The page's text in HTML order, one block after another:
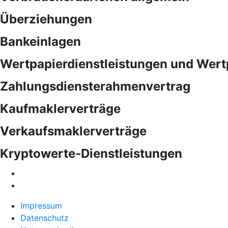
Überziehungen
Bankeinlagen
Wertpapierdienstleistungen und
Zahlungsdiensterahmenvertrag
Kaufmaklerverträge
Verkaufsmaklerverträge
Kryptowerte-Dienstleistungen
Impressum
Datenschutz